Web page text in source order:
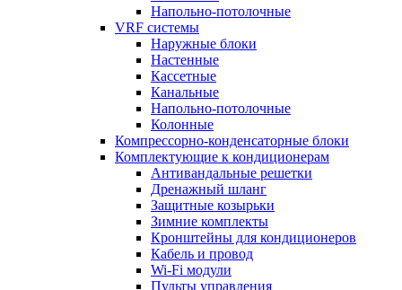
Напольно-потолочные
VRF системы
Наружные блоки
Настенные
Кассетные
Канальные
Напольно-потолочные
Колонные
Компрессорно-конденсаторные блоки
Комплектующие к кондиционерам
Антивандальные решетки
Дренажный шланг
Защитные козырьки
Зимние комплекты
Кронштейны для кондиционеров
Кабель и провод
Wi-Fi модули
Пульты управления